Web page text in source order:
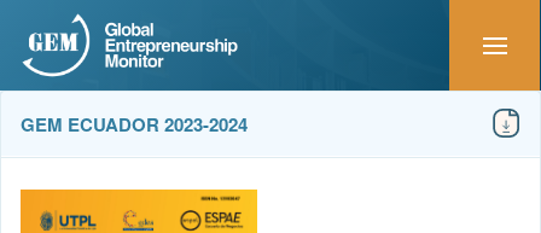
GEM ECUADOR 2023-2024